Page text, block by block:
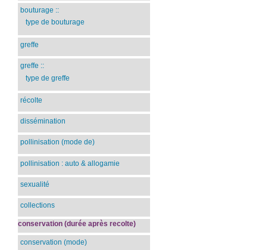
bouturage ::
type de bouturage
greffe
greffe ::
type de greffe
récolte
dissémination
pollinisation (mode de)
pollinisation : auto & allogamie
sexualité
collections
conservation (durée après recolte)
conservation (mode)